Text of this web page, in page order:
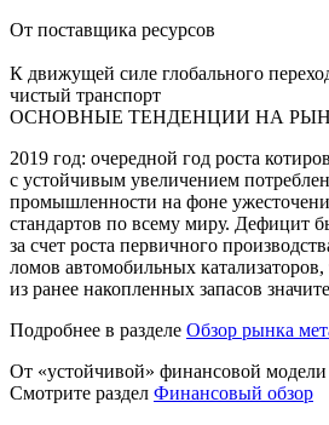
От поставщика ресурсов
К движущей силе глобального
чистый транспорт
ОСНОВНЫЕ ТЕНДЕНЦИИ НА
2019 год: очередной год роста
с устойчивым увеличением
промышленности на фоне
стандартов по всему миру. Дефицит
за счет роста первичного
ломов автомобильных катализаторов,
из ранее накопленных запасов
Подробнее в разделе Обзор рынка
От «устойчивой» финансовой модели
Смотрите раздел Финансовый обзор